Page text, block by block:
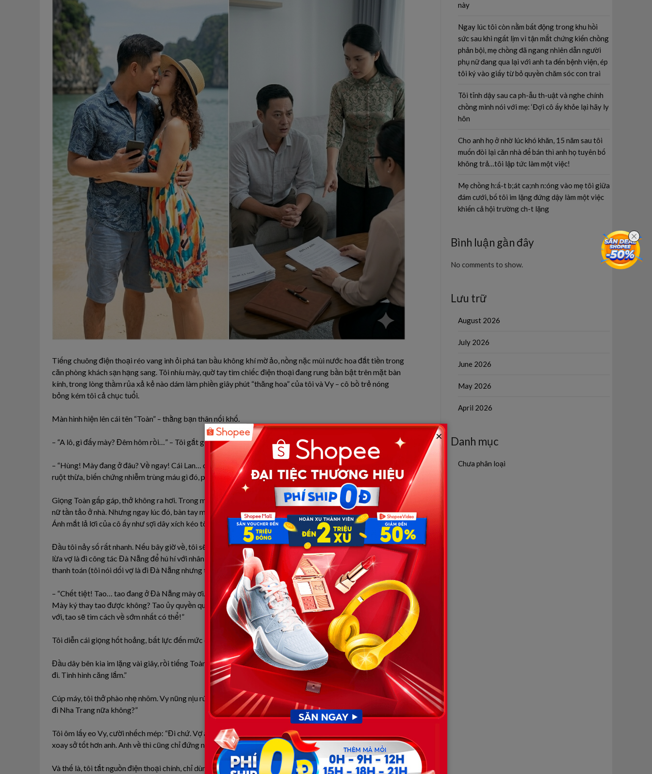
Tiếng chuông điện thoại réo vang inh ỏi phá tan bầu không khí mờ ảo, nồng nặc mùi nước hoa đắt tiền trong
căn phòng khách sạn hạng sang. Tôi nhíu mày, quờ tay tìm chiếc điện thoại đang rung bần bật trên mặt bàn
kính, trong lòng thầm rủa xả kẻ nào dám làm phiền giây phút “thăng hoa” của tôi và Vy – cô bồ trẻ nóng
bỏng kém tôi cả chục tuổi.
Màn hình hiện lên cái tên “Toàn” – thằng bạn thân nối khố.
– “A lô, gì đấy mày? Đêm hôm rồi…” – Tôi gắt gỏng.
– “Hùng! Mày đang ở đâu? Về ngay! Cái Lan… cái Lan nó bị ngất xỉu, tao vừa đưa vào viện. Bác sĩ bảo vỡ
ruột thừa, biến chứng nhiễm trùng máu gì đó, phải mổ cấp cứu gấp! Mày về ký giấy cam kết nhanh lên!”
Giọng Toàn gấp gáp, thở không ra hơi. Trong một thoáng, tim tôi hẫng đi một nhịp. Lan – vợ tôi, người phụ
nữ tần tảo ở nhà. Nhưng ngay lúc đó, bàn tay mềm mại của Vy lướt nhẹ trên ngực trần khiến tôi rùng mình.
Ánh mắt lả lơi của cô ấy như sợi dây xích kéo tôi lại.
Đầu tôi nảy số rất nhanh. Nếu bây giờ về, tôi sẽ mất đứt kỳ nghỉ 10 ngày “thiên đường” mà tôi đã dày công
lừa vợ là đi công tác Đà Nẵng để hú hí với nhân tình. Vé máy bay đã đặt, phòng resort 5 sao ở Nha Trang đã
thanh toán (tôi nói dối vợ là đi Đà Nẵng nhưng thực ra bay Nha Trang với bồ).
– “Chết tiệt! Tao… tao đang ở Đà Nẵng mày ơi. Giờ này làm gì còn chuyến bay nào. Mày… mày giúp tao với.
Mày ký thay tao được không? Tao ủy quyền qua điện thoại. Mày là anh em chí cốt, tao tin mày. Cứu vợ tao
với, tao sẽ tìm cách về sớm nhất có thể!”
Tôi diễn cái giọng hốt hoảng, bất lực đến mức chính tôi cũng thấy mình có năng khiếu làm diễn viên.
Đầu dây bên kia im lặng vài giây, rồi tiếng Toàn vang lên, nghe nặng trịch: – “Được rồi. Mày thu xếp về ngay
đi. Tình hình căng lắm.”
Cúp máy, tôi thở phào nhẹ nhõm. Vy nũng nịu rúc vào lòng tôi: “Sao thế anh? Vợ anh làm sao à? Thế mình có
đi Nha Trang nữa không?”
Tôi ôm lấy eo Vy, cười nhếch mép: “Đi chứ. Vợ anh ở nhà có thằng Toàn lo rồi. Nó là bác sĩ, lại là bạn thân, nó
xoay sở tốt hơn anh. Anh về thì cũng chỉ đứng nhìn chứ làm được gì. Thôi, kệ đi, đời được mấy tí.”
Và thế là, tôi tắt nguồn điện thoại chính, chỉ dùng cái sim rác để liên lạc với Vy, bắt đầu chuỗi ngày “cháy hết
này
Ngay lúc tôi còn nằm bất động trong khu hồi
sức sau khi ngất lịm vì tận mắt chứng kiến chồng
phản bội, mẹ chồng đã ngang nhiên dẫn người
phụ nữ đang qua lại với anh ta đến bệnh viện, ép
tôi ký vào giấy từ bỏ quyền chăm sóc con trai
Tôi tỉnh dậy sau ca ph-ẫu th-uật và nghe chính
chồng mình nói với mẹ: ‘Đợi cô ấy khỏe lại hãy ly
hôn
Cho anh họ ở nhờ lúc khó khăn, 15 năm sau tôi
muốn đòi lại căn nhà để bán thì anh họ tuyên bố
không trả…tôi lập tức làm một việc!
Mẹ chồng h:ấ-t b;át ca;nh n:óng vào mẹ tôi giữa
đám cưới, bố tôi im lặng đứng dậy làm một việc
khiến cả hội trường ch-t lặng
Bình luận gần đây
No comments to show.
Lưu trữ
August 2026
July 2026
June 2026
May 2026
April 2026
Danh mục
Chưa phân loại
×